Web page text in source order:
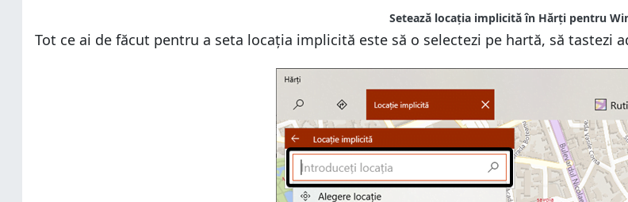
Setează locația implicită în Hărți pentru
Tot ce ai de făcut pentru a seta locația implicită este să o selectezi pe hartă, să tastezi